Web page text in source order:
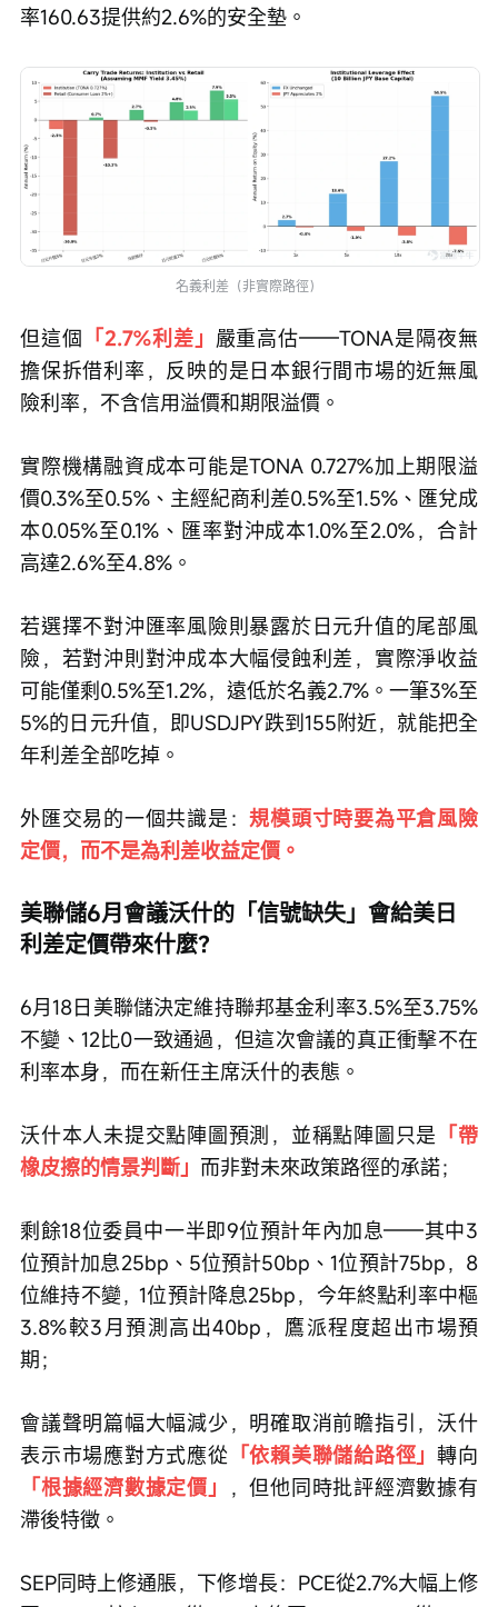
率160.63提供約2.6%的安全墊。
名義利差（非實際路徑）
但這個 「2.7%利差」 嚴重高估——TONA是隔夜無
擔保拆借利率，反映的是日本銀行間市場的近無風
險利率，不含信用溢價和期限溢價。
實際機構融資成本可能是TONA 0.727%加上期限溢
價0.3%至0.5%、主經紀商利差0.5%至1.5%、匯兌成
本0.05%至0.1%、匯率對沖成本1.0%至2.0%，合計
高達2.6%至4.8%。
若選擇不對沖匯率風險則暴露於日元升值的尾部風
險，若對沖則對沖成本大幅侵蝕利差，實際淨收益
可能僅剩0.5%至1.2%，遠低於名義2.7%。一筆3%至
5%的日元升值，即USDJPY跌到155附近，就能把全
年利差全部吃掉。
外匯交易的一個共識是：規模頭寸時要為平倉風險
定價，而不是為利差收益定價。
美聯儲6月會議沃什的「信號缺失」會給美日
利差定價帶來什麼？
6月18日美聯儲決定維持聯邦基金利率3.5%至3.75%
不變、12比0一致通過，但這次會議的真正衝擊不在
利率本身，而在新任主席沃什的表態。
沃什本人未提交點陣圖預測，並稱點陣圖只是 「帶
橡皮擦的情景判斷」 而非對未來政策路徑的承諾；
剩餘18位委員中一半即9位預計年內加息——其中3
位預計加息25bp、5位預計50bp、1位預計75bp，8
位維持不變，1位預計降息25bp，今年終點利率中樞
3.8%較3月預測高出40bp，鷹派程度超出市場預
期；
會議聲明篇幅大幅減少，明確取消前瞻指引，沃什
表示市場應對方式應從 「依賴美聯儲給路徑」轉向
「根據經濟數據定價」
，但他同時批評經濟數據有
滯後特徵。
SEP同時上修通脹，下修增長：PCE從2.7%大幅上修